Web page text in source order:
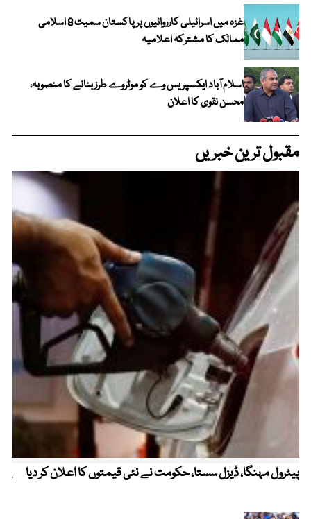
غزہ میں اسرائیلی کارروائیوں پر پاکستان سمیت 8 اسلامی
ممالک کا مشترکہ اعلامیہ
اسلام آباد ایکسپریس وے کو موٹروے طرز بنانے کا منصوبہ،
محسن نقوی کا اعلان
مقبول ترین خبریں
پیٹرول مہنگا، ڈیزل سستا، حکومت نے نئی قیمتوں کا اعلان کر دیا